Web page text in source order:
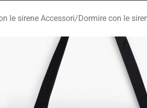
le sirene Accessori/Dormire con le